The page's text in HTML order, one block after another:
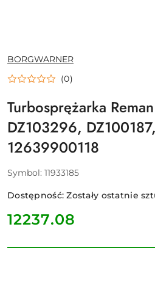
NAZWA
PRODUCENTA:
BORGWARNER
(0)
Turbosprężarka
DZ103296,
12639900118
Symbol: 11933185
Dostępność:Zostały ostatnie
cena:
12237.08